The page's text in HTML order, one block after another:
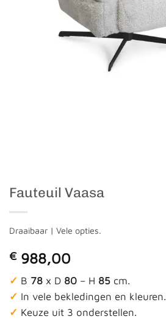
Fauteuil Vaasa
Draaibaar | Vele opties.
€ 988,00
✓ B 78 x D 80 – H 85 cm.
✓ In vele bekledingen en kleuren.
✓ Keuze uit 3 onderstellen.